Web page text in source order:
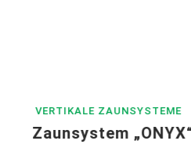
VERTIKALE ZAUNSYSTEME
Zaunsystem „ONYX“